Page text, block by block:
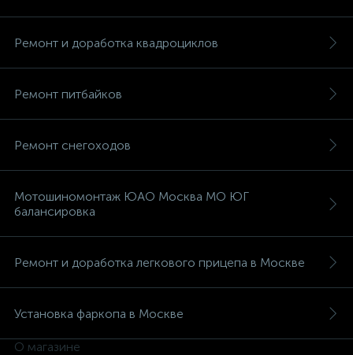
Ремонт и доработка квадроциклов
Ремонт питбайков
Ремонт снегоходов
Мотошиномонтаж ЮАО Москва МО ЮГ
балансировка
Ремонт и доработка легкового прицепа в Москве
Установка фаркопа в Москве
О магазине